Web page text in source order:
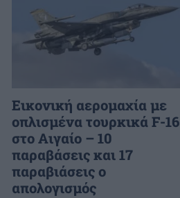
Εικονική αερομαχία με
οπλισμένα τουρκικά F-16
στο Αιγαίο – 10
παραβάσεις και 17
παραβιάσεις ο
απολογισμός